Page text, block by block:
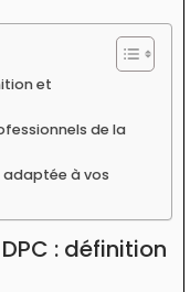
et
de la
adaptée à vos
: définition